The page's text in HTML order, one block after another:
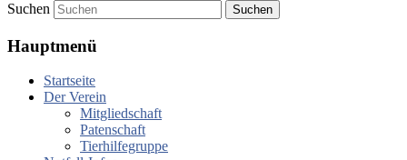
Tierschutzverein Hagen und
Umgebung e.V.
Suchen
Hauptmenü
Startseite
Der Verein
Mitgliedschaft
Patenschaft
Tierhilfegruppe